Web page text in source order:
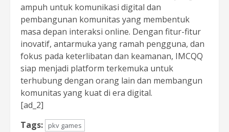
ampuh untuk komunikasi digital dan
pembangunan komunitas yang membentuk
masa depan interaksi online. Dengan fitur-fitur
inovatif, antarmuka yang ramah pengguna, dan
fokus pada keterlibatan dan keamanan, IMCQQ
siap menjadi platform terkemuka untuk
terhubung dengan orang lain dan membangun
komunitas yang kuat di era digital.
[ad_2]
Tags:
pkv games